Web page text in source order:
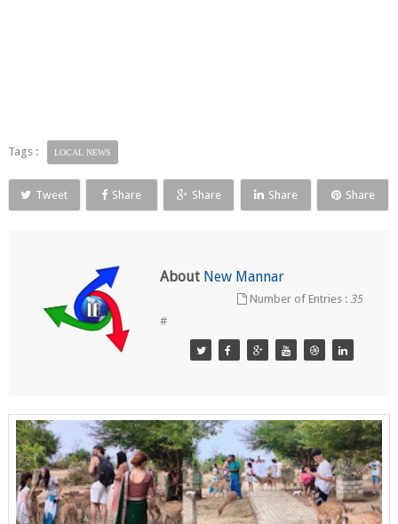
Tags : LOCAL NEWS
Tweet Share Share Share Share
About New Mannar
Number of Entries : 35
#